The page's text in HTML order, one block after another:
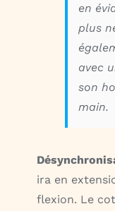
en
plus
avec
son
main.
ira en
flexion. Le